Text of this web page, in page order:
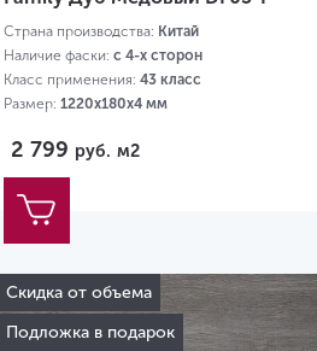
Страна производства: Китай
Наличие фаски: с 4-х сторон
Класс применения: 43 класс
Размер: 1220х180х4 мм
2 799 руб. м2
Скидка от объема
Подложка в подарок